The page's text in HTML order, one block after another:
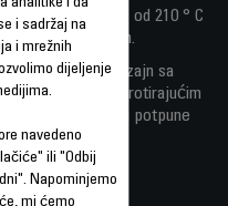
temperatura od 210 ° C
brzim i efikasnim.
su kompaktan dizajn sa
praktičnim 360 ° rotirajućim
u svrhu potpune
i sadržaj na
i mrežnih
dijeljenje
navedeno
ili "Odbij
Napominjemo
mi ćemo